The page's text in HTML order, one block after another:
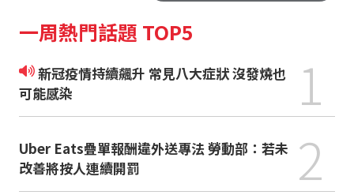
一周熱門話題 TOP5
新冠疫情持續飆升 常見八大症狀 沒發燒也
可能感染
1
Uber Eats疊單報酬違外送專法 勞動部：若未
改善將按人連續開罰
2